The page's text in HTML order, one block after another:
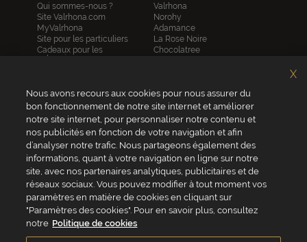
Qui sommes-nous ?
Site Valrhona.com
MyValrhona
Site pour les particuliers
Cadeaux pour les
entreprises
Contactez-nous
Valrhona
Norohy
Adamance
La Rose Noire
Chocolatree
Republica del cacao
Service client
04 75 07 51 51
Du lundi au jeudi : 8h - 18h
Le vendredi : 8h - 17h
VALRHONA FRANCE - ZA Les Fleurons - 315 Allée des Bergerons -
Nous avons recours aux cookies pour nous assurer du
bon fonctionnement de notre site internet et améliorer
notre site internet, pour personnaliser notre contenu et
nos publicités en fonction de votre navigation et afin
d’analyser notre trafic. Nous partageons également des
informations, quant à votre navigation en ligne sur notre
site, avec nos partenaires analytiques, publicitaires et de
réseaux sociaux. Vous pouvez modifier à tout moment vos
paramètres en matière de cookies en cliquant sur
"Paramètres des cookies". Pour en savoir plus, consultez
notre Politique de cookies
X